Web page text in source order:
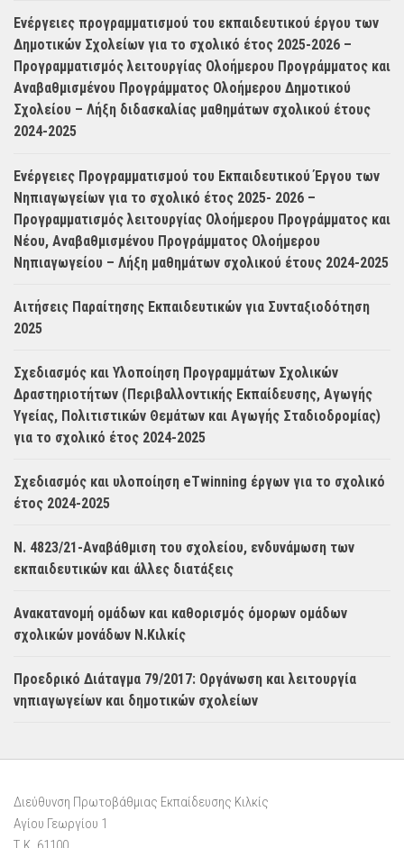
Ενέργειες προγραμματισμού του εκπαιδευτικού έργου των
Δημοτικών Σχολείων για το σχολικό έτος 2025-2026 –
Προγραμματισμός λειτουργίας Ολοήμερου Προγράμματος και
Αναβαθμισμένου Προγράμματος Ολοήμερου Δημοτικού
Σχολείου – Λήξη διδασκαλίας μαθημάτων σχολικού έτους
2024-2025
Ενέργειες Προγραμματισμού του Εκπαιδευτικού Έργου των
Νηπιαγωγείων για το σχολικό έτος 2025- 2026 –
Προγραμματισμός λειτουργίας Ολοήμερου Προγράμματος και
Νέου, Αναβαθμισμένου Προγράμματος Ολοήμερου
Νηπιαγωγείου – Λήξη μαθημάτων σχολικού έτους 2024-2025
Αιτήσεις Παραίτησης Εκπαιδευτικών για Συνταξιοδότηση
2025
Σχεδιασμός και Υλοποίηση Προγραμμάτων Σχολικών
Δραστηριοτήτων (Περιβαλλοντικής Εκπαίδευσης, Αγωγής
Υγείας, Πολιτιστικών Θεμάτων και Αγωγής Σταδιοδρομίας)
για το σχολικό έτος 2024-2025
Σχεδιασμός και υλοποίηση eTwinning έργων για το σχολικό
έτος 2024-2025
Ν. 4823/21-Αναβάθμιση του σχολείου, ενδυνάμωση των
εκπαιδευτικών και άλλες διατάξεις
Ανακατανομή ομάδων και καθορισμός όμορων ομάδων
σχολικών μονάδων Ν.Κιλκίς
Προεδρικό Διάταγμα 79/2017: Οργάνωση και λειτουργία
νηπιαγωγείων και δημοτικών σχολείων
Διεύθυνση Πρωτοβάθμιας Εκπαίδευσης Κιλκίς
Αγίου Γεωργίου 1